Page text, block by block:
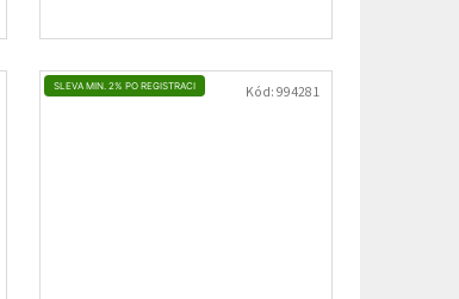
SLEVA MIN. 2% PO REGISTRACI Kód:994281